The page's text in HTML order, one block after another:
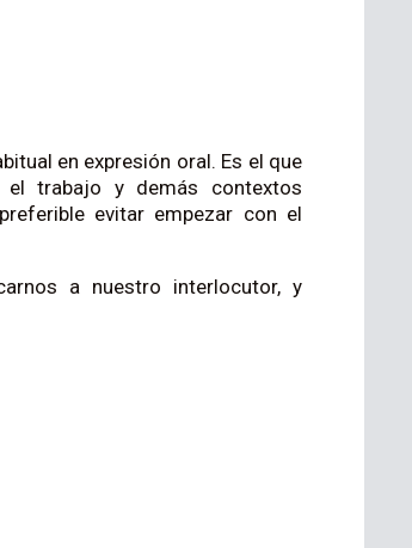
en expresión oral. Es el que
el trabajo y demás contextos
evitar empezar con el
a nuestro interlocutor, y